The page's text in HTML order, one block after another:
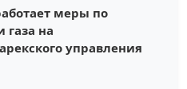
меры по
газа на
управления